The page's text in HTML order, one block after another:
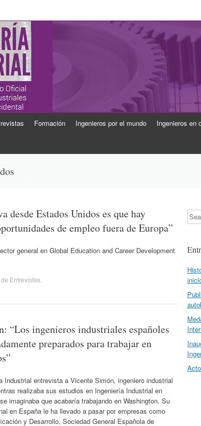
Occidental
Formación Ingenieros por el mundo Ingenieros en
desde Estados Unidos es que hay
de empleo fuera de Europa”
general en Global Education and Career Development
de Entrevistas
“Los ingenieros industriales españoles
preparados para trabajar en
Industrial entrevista a Vicente Simón, ingeniero industrial
realizaba sus estudios en Ingeniería Industrial en
imaginaba que acabaría trabajando en Washington. Su
en España le ha llevado a pasar por empresas como
y Desarrollo, Sociedad General Española de